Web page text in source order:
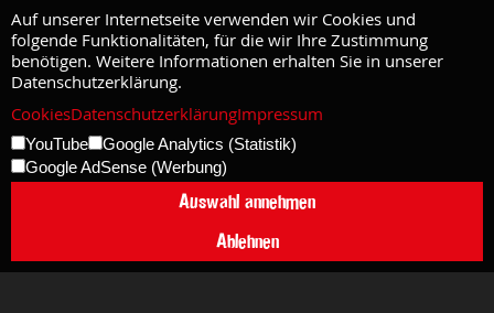
Auf unserer Internetseite verwenden wir Cookies und
folgende Funktionalitäten, für die wir Ihre Zustimmung
benötigen. Weitere Informationen erhalten Sie in unserer
Datenschutzerklärung.
CookiesDatenschutzerklärungImpressum
YouTube
Google Analytics (Statistik)
Google AdSense (Werbung)
Auswahl annehmen
Ablehnen